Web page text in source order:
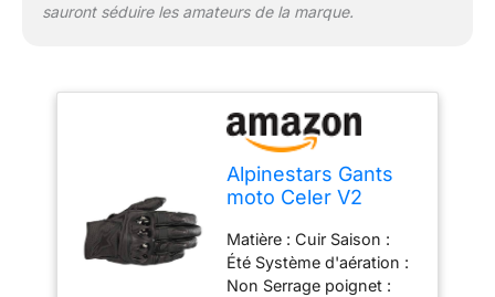
sauront séduire les amateurs de la marque.
Alpinestars Gants
moto Celer V2
Noir/Noir, L
Matière : Cuir Saison :
Été Système d'aération :
Non Serrage poignet :